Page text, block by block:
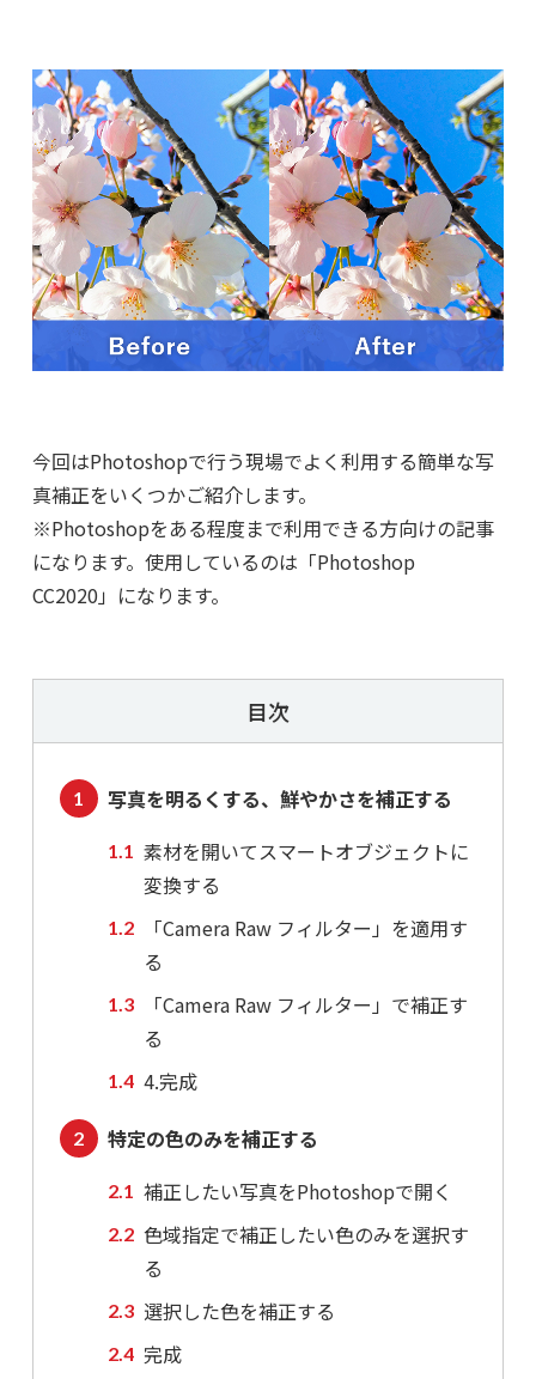
今回はPhotoshopで行う現場でよく利用する簡単な写
真補正をいくつかご紹介します。
※Photoshopをある程度まで利用できる方向けの記事
になります。使用しているのは「Photoshop
CC2020」になります。
目次
写真を明るくする、鮮やかさを補正する
素材を開いてスマートオブジェクトに
変換する
「Camera Raw フィルター」を適用す
る
「Camera Raw フィルター」で補正す
る
4.完成
特定の色のみを補正する
補正したい写真をPhotoshopで開く
色域指定で補正したい色のみを選択す
る
選択した色を補正する
完成